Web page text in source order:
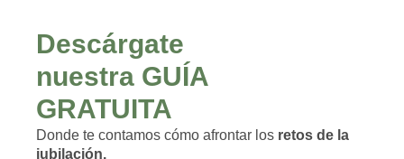
Descárgate
nuestra GUÍA
GRATUITA
Donde te contamos cómo afrontar los retos de la
jubilación.